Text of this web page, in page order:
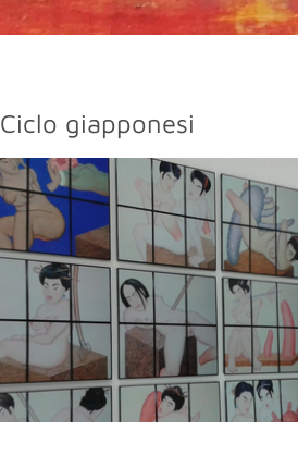
Ciclo giapponesi